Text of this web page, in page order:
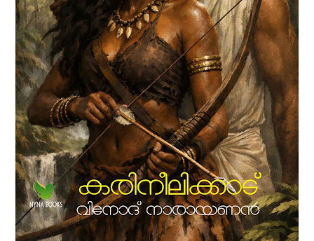
രുധിരകാളി' എന്ന ബൃഹദ് നോവല്‍ വിനോദ്
നാരായണന്‍ ഒരുക്കിയിരിക്കുന്നത് അഞ്ച്
പുസ്തകങ്ങളിലായിട്ടാണ്. 1930 കളില്‍ കേരളം
ഉണ്ടായിരുന്നില്ല. പകരം പശ്ചിമഘട്ടത്തിനിപ്പുറത്ത്
ഏതാനും നാട്ടുരാജ്യങ്ങളിലായി മലനാട്
ചിതറക്കിടക്കുകയായിരുന്നു. അക്കാലത്തെ മലനാടിനെ
അവലംബിച്ചാണ് ഈ കഥ നിര്‍മിച്ചിരിക്കുന്നത്.
അന്നത്തെ സാമുദായികവും സാമൂഹികവുമായ
ചുറ്റുപാടുകള്‍, രാഷ്ട്രീയ സാഹചര്യങ്ങള്‍, പ്രണയം,
പക, കാമം, പ്രതികാരം, യുദ്ധം എന്നിവയെല്ലാം ഈ
നോവലില്‍ ഉണ്ട്.